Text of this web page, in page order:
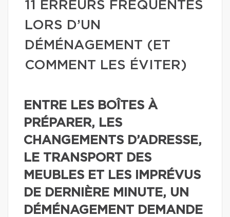
11 ERREURS FRÉQUENTES
LORS D’UN
DÉMÉNAGEMENT (ET
COMMENT LES ÉVITER)
ENTRE LES BOÎTES À
PRÉPARER, LES
CHANGEMENTS D’ADRESSE,
LE TRANSPORT DES
MEUBLES ET LES IMPRÉVUS
DE DERNIÈRE MINUTE, UN
DÉMÉNAGEMENT DEMANDE